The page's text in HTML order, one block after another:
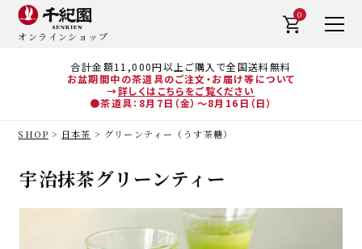
合計金額11,000円以上ご購入で全国送料無料
お盆期間中の茶道具のご注文・お届け等について
→詳しくはこちらをご覧ください
●茶道具：8月7日（金）～8月16日（日）
オンラインショップ
0
SHOP 日本茶 グリーンティー（うす茶糖）
宇治抹茶グリーンティー